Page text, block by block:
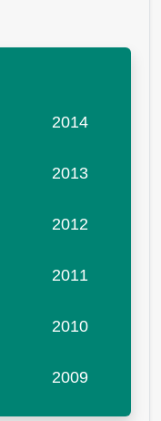
2014
2013
2012
2011
2010
2009